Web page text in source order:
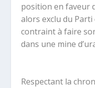
position en faveur
alors exclu du Parti
contraint à faire
dans une mine
Respectant la